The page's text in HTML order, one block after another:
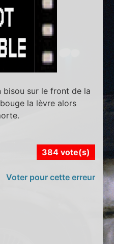
bisou sur le front de la
la lèvre alors
384 vote(s)
Voter pour cette erreur